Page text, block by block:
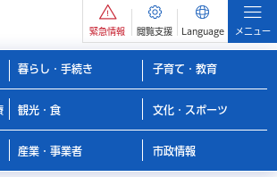
緊急情報 閲覧支援 Language メニュー
暮らし・手続き 子育て・教育
観光・食 文化・スポーツ
産業・事業者 市政情報